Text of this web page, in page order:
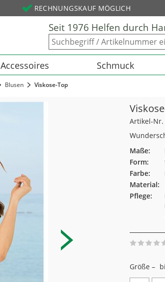
RECHNUNGSKAUF MÖGLICH
Seit 1976 Helfen durch
Accessoires Schmuck
Blusen Viskose-Top
Artikel-Nr.
Größe –
Maße:
Form:
Farbe:
Material:
Pflege: